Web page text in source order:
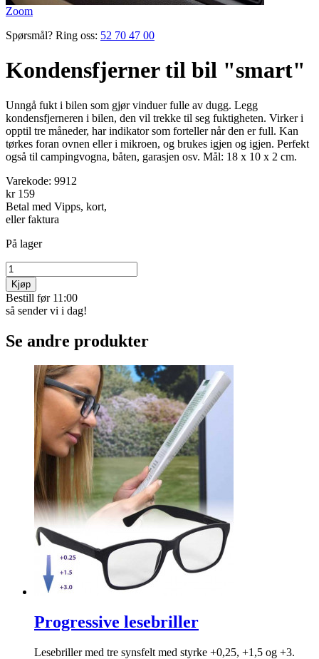
Zoom
Spørsmål? Ring oss: 52 70 47 00
Kondensfjerner til bil "smart"
Unngå fukt i bilen som gjør vinduer fulle av dugg. Legg
kondensfjerneren i bilen, den vil trekke til seg fuktigheten. Virker i
opptil tre måneder, har indikator som forteller når den er full. Kan
tørkes foran ovnen eller i mikroen, og brukes igjen og igjen. Perfekt
også til campingvogna, båten, garasjen osv. Mål: 18 x 10 x 2 cm.
Varekode: 9912
kr 159
Betal med Vipps, kort,
eller faktura
På lager
Kjøp
Bestill før 11:00
så sender vi i dag!
Se andre produkter
Progressive lesebriller
Lesebriller med tre synsfelt med styrke +0,25, +1,5 og +3.